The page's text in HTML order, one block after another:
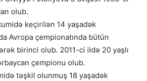
olub.
keçirilən 14 yaşadək
Avropa çempionatında bütün
birinci olub. 2011-ci ildə 20 yaşlı
çempionu olub.
təşkil olunmuş 18 yaşadək